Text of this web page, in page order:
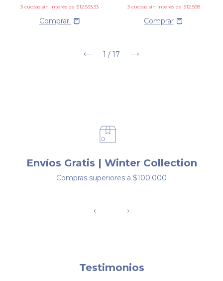
3 cuotas sin interés de $12.533,33
Comprar
3 cuotas sin interés de $12.558
1 / 17
Envíos Gratis | Winter Collection
Compras superiores a $100.000
Testimonios